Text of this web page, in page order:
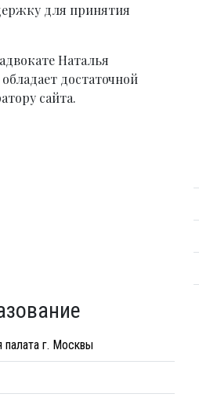
для принятия
Наталья
достаточной
сайта.
палата г. Москвы